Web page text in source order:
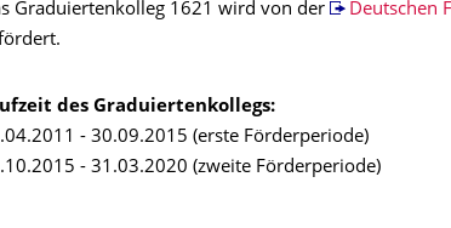
Graduiertenkolleg 1621 wird von der Deutschen
des Graduiertenkollegs:
- 30.09.2015 (erste Förderperiode)
- 31.03.2020 (zweite Förderperiode)